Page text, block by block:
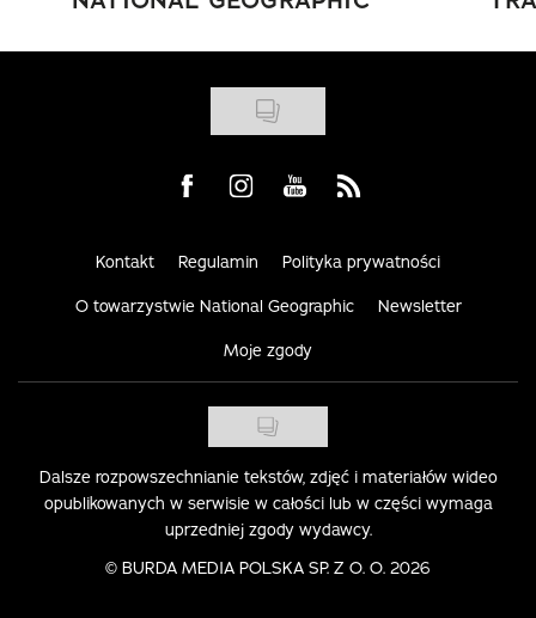
Visit us on Facebook
Visit us on Instagram
Visit us on Youtube
Visit us on Rss
Kontakt Regulamin Polityka prywatności
O towarzystwie National Geographic Newsletter
Moje zgody
Dalsze rozpowszechnianie tekstów, zdjęć i materiałów wideo
opublikowanych w serwisie w całości lub w części wymaga
uprzedniej zgody wydawcy.
© BURDA MEDIA POLSKA SP. Z O. O. 2026